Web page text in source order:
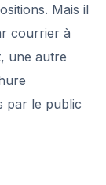
Mais il
courrier à
une autre
par le public